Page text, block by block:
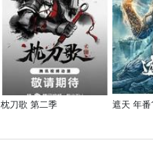
枕刀歌 第二季 遮天 年番